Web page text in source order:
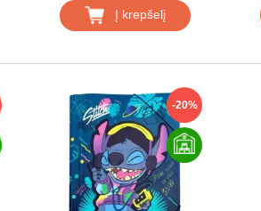
Į krepšelį
-20%